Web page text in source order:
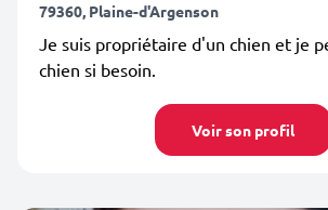
79360, Plaine-d'Argenson
Je suis propriétaire d'un chien et je
chien si besoin.
Voir son profil